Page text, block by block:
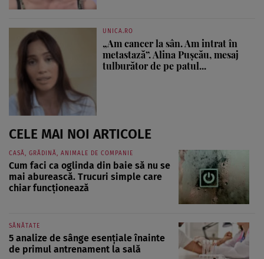
UNICA.RO
„Am cancer la sân. Am intrat în
metastază”. Alina Pușcău, mesaj
tulburător de pe patul...
CELE MAI NOI ARTICOLE
CASĂ, GRĂDINĂ, ANIMALE DE COMPANIE
Cum faci ca oglinda din baie să nu se
mai aburească. Trucuri simple care
chiar funcționează
SĂNĂTATE
5 analize de sânge esențiale înainte
de primul antrenament la sală